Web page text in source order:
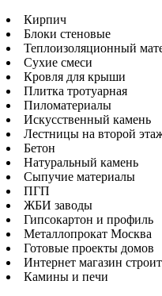
Кирпич
Блоки стеновые
Теплоизоляционный
Сухие смеси
Кровля для крыши
Плитка тротуарная
Пиломатериалы
Искусственный камень
Лестницы на второй
Бетон
Натуральный камень
Сыпучие материалы
ПГП
ЖБИ заводы
Гипсокартон и профиль
Металлопрокат Москва
Готовые проекты домов
Интернет магазин
Камины и печи